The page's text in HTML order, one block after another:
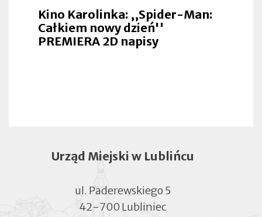
Kino Karolinka: ,,Spider-Man:
Całkiem nowy dzień''
PREMIERA 2D napisy
Urząd Miejski w Lublińcu
ul. Paderewskiego 5
42-700 Lubliniec